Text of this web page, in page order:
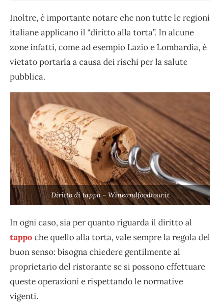
Inoltre, è importante notare che non tutte le regioni
italiane applicano il “diritto alla torta”. In alcune
zone infatti, come ad esempio Lazio e Lombardia, è
vietato portarla a causa dei rischi per la salute
pubblica.
Diritto di tappo – Wineandfoodtour.it
In ogni caso, sia per quanto riguarda il diritto al
tappo che quello alla torta, vale sempre la regola del
buon senso: bisogna chiedere gentilmente al
proprietario del ristorante se si possono effettuare
queste operazioni e rispettando le normative
vigenti.